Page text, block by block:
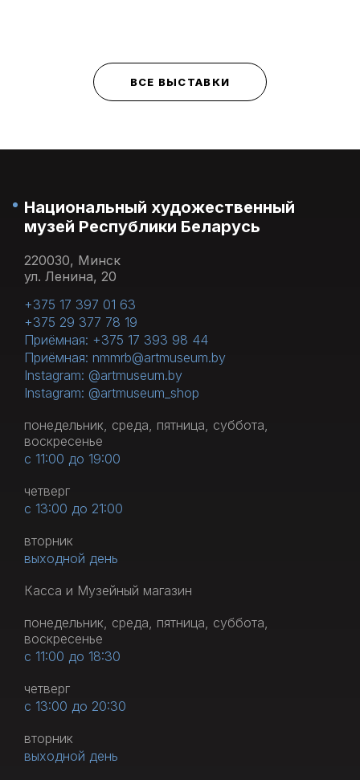
ВСЕ ВЫСТАВКИ
Национальный художественный
музей Республики Беларусь
220030, Минск
ул. Ленина, 20
+375 17 397 01 63
+375 29 377 78 19
Приёмная: +375 17 393 98 44
Приёмная: nmmrb@artmuseum.by
Instagram: @artmuseum.by
Instagram: @artmuseum_shop
понедельник, среда, пятница, суббота,
воскресенье
с 11:00 до 19:00
четверг
с 13:00 до 21:00
вторник
выходной день
Касса и Музейный магазин
понедельник, среда, пятница, суббота,
воскресенье
с 11:00 до 18:30
четверг
с 13:00 до 20:30
вторник
выходной день